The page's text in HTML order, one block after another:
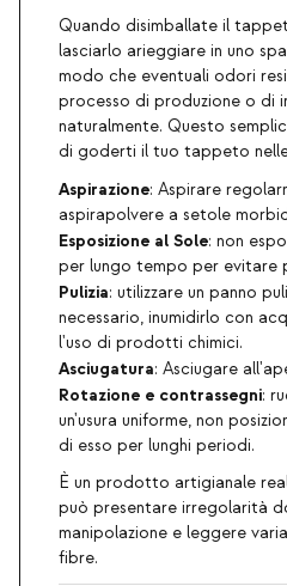
Quando disimballate il
lasciarlo arieggiare in uno
modo che eventuali odori
processo di produzione o di
naturalmente. Questo
di goderti il tuo tappeto
Aspirazione: Aspirare
aspirapolvere a setole
Esposizione al Sole: non
per lungo tempo per evitare
Pulizia: utilizzare un panno
necessario, inumidirlo con
l'uso di prodotti chimici.
Asciugatura: Asciugare
Rotazione e contrassegni:
un'usura uniforme, non
di esso per lunghi periodi.
È un prodotto artigianale
può presentare irregolarità
manipolazione e leggere
fibre.